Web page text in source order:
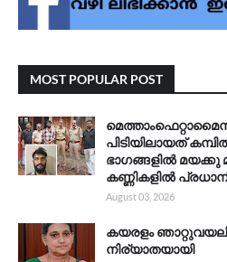
MOST POPULAR POST
പിടിയിലായത്
ഭാഗങ്ങളിൽ മയക്കു
കണ്ണികളിൽ
August 03, 2026
കയരളം
നിര്യാതയായി